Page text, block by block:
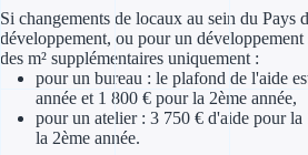
Si changements de locaux au sein du Pays
développement, ou pour un
des m² supplémentaires uniquement :
pour un bureau : le plafond de l'aide
année et 1 800 € pour la 2ème année,
pour un atelier : 3 750 € d'aide pour la
la 2ème année.